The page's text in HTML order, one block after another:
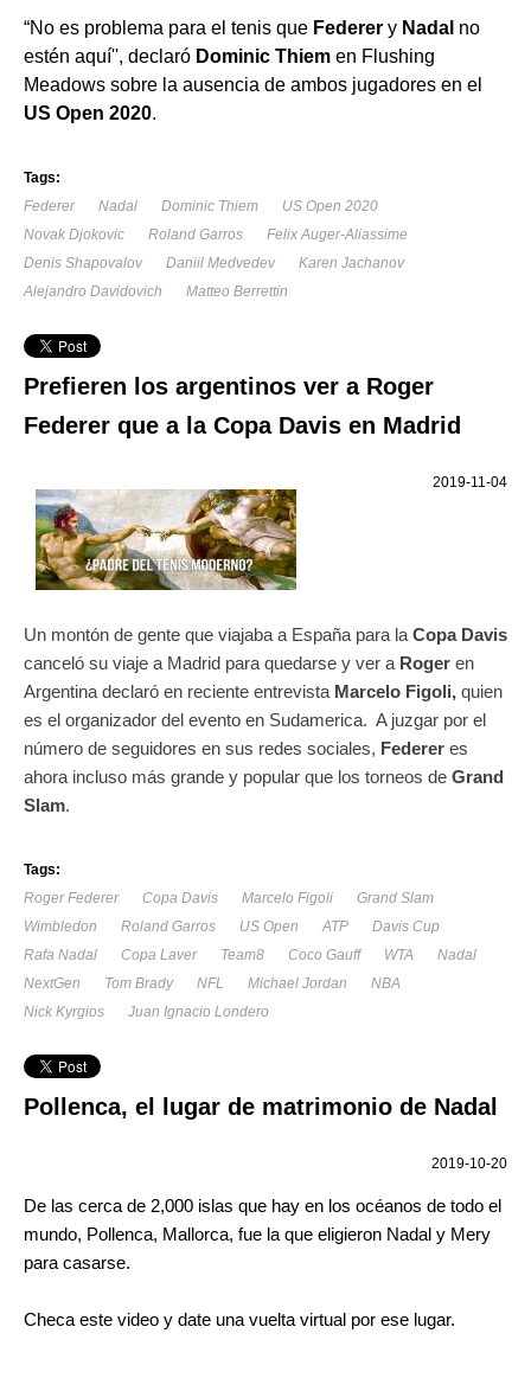
“No es problema para el tenis que Federer y Nadal no
estén aquí'', declaró Dominic Thiem en Flushing
Meadows sobre la ausencia de ambos jugadores en el
US Open 2020.
Tags:
Federer
Nadal Dominic Thiem
US Open 2020
Novak Djokovic
Roland Garros
Felix Auger-Aliassime
Denis Shapovalov
Daniil Medvedev
Karen Jachanov
Alejandro Davidovich
Matteo Berrettin
Prefieren los argentinos ver a Roger
Federer que a la Copa Davis en Madrid
2019-11-04
Un montón de gente que viajaba a España para laCopa Davis
canceló su viaje a Madrid para quedarse y ver a Roger en
Argentina declaró en reciente entrevista Marcelo Figoli, quien
es el organizador del evento en Sudamerica. A juzgar por el
número de seguidores en sus redes sociales, Federer es
ahora incluso más grande y popular que los torneos de Grand
Slam.
Tags:
Roger Federer
Copa Davis Marcelo Figoli
Grand Slam
Wimbledon
Roland Garros US Open ATP
Davis Cup
Rafa Nadal
Copa Laver Team8 Coco Gauff WTA
Nadal
NextGen
Tom Brady NFL Michael Jordan
NBA
Nick Kyrgios
Juan Ignacio Londero
Pollenca, el lugar de matrimonio de Nadal
2019-10-20
De las cerca de 2,000 islas que hay en los océanos de todo el
mundo, Pollenca, Mallorca, fue la que eligieron Nadal y Mery
para casarse.
Checa este video y date una vuelta virtual por ese lugar.